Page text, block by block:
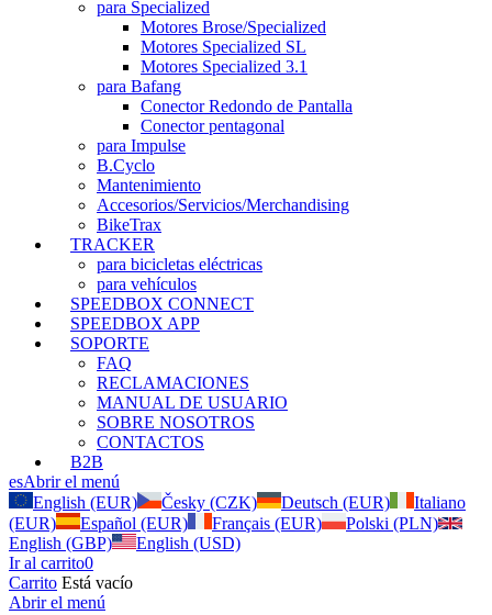
para Specialized
Motores Brose/Specialized
Motores Specialized SL
Motores Specialized 3.1
para Bafang
Conector Redondo de Pantalla
Conector pentagonal
para Impulse
B.Cyclo
Mantenimiento
Accesorios/Servicios/Merchandising
BikeTrax
TRACKER
para bicicletas eléctricas
para vehículos
SPEEDBOX CONNECT
SPEEDBOX APP
SOPORTE
FAQ
RECLAMACIONES
MANUAL DE USUARIO
SOBRE NOSOTROS
CONTACTOS
B2B
esAbrir el menú
English (EUR)
Česky (CZK) Deutsch (EUR)
Italiano
(EUR)
Español (EUR) Français (EUR)
Polski (PLN)
English (GBP)
English (USD)
Ir al carrito0
Carrito Está vacío
Abrir el menú